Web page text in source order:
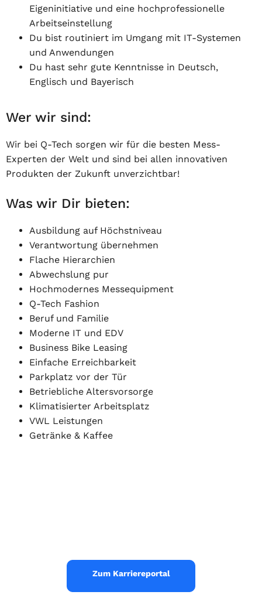
Eigeninitiative und eine hochprofessionelle
Arbeitseinstellung
Du bist routiniert im Umgang mit IT-Systemen
und Anwendungen
Du hast sehr gute Kenntnisse in Deutsch,
Englisch und Bayerisch
Wer wir sind:
Wir bei Q-Tech sorgen wir für die besten Mess-
Experten der Welt und sind bei allen innovativen
Produkten der Zukunft unverzichtbar!
Was wir Dir bieten:
Ausbildung auf Höchstniveau
Verantwortung übernehmen
Flache Hierarchien
Abwechslung pur
Hochmodernes Messequipment
Q-Tech Fashion
Beruf und Familie
Moderne IT und EDV
Business Bike Leasing
Einfache Erreichbarkeit
Parkplatz vor der Tür
Betriebliche Altersvorsorge
Klimatisierter Arbeitsplatz
VWL Leistungen
Getränke & Kaffee
Zum Karriereportal